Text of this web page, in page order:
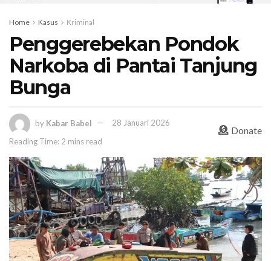
Home Kasus Kriminal
Penggerebekan Pondok
Narkoba di Pantai Tanjung
Bunga
by Kabar Babel
28 Januari 2026
Reading Time: 2 mins read
Donate